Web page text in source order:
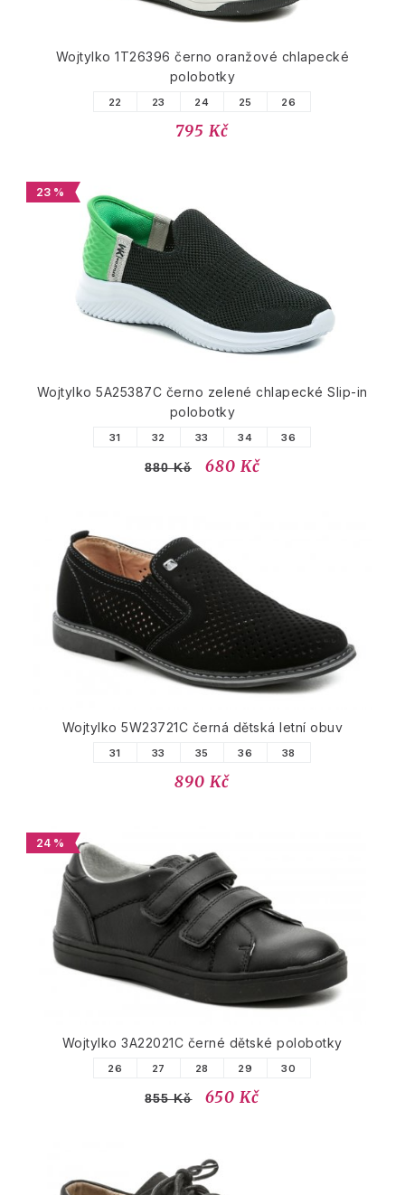
Wojtylko 1T26396 černo oranžové chlapecké
polobotky
22 23 24 25 26
795 Kč
23 %
Wojtylko 5A25387C černo zelené chlapecké Slip-in
polobotky
31 32 33 34 36
880 Kč 680 Kč
Wojtylko 5W23721C černá dětská letní obuv
31 33 35 36 38
890 Kč
24 %
Wojtylko 3A22021C černé dětské polobotky
26 27 28 29 30
855 Kč 650 Kč